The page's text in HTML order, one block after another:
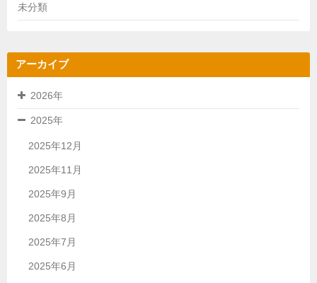
未分類
アーカイブ
2026年
2025年
2025年12月
2025年11月
2025年9月
2025年8月
2025年7月
2025年6月